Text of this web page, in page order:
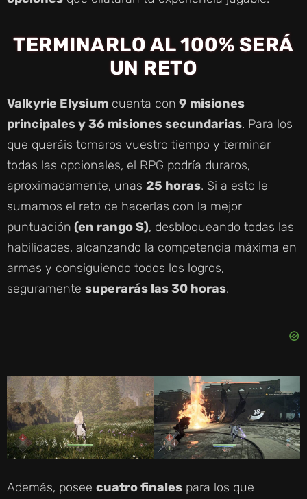
TERMINARLO AL 100% SERÁ
UN RETO
Valkyrie Elysium cuenta con 9 misiones
principales y 36 misiones secundarias. Para los
que queráis tomaros vuestro tiempo y terminar
todas las opcionales, el RPG podría duraros,
aproximadamente, unas 25 horas. Si a esto le
sumamos el reto de hacerlas con la mejor
puntuación (en rango S), desbloqueando todas las
habilidades, alcanzando la competencia máxima en
armas y consiguiendo todos los logros,
seguramente superarás las 30 horas.
Además, posee cuatro finales para los que